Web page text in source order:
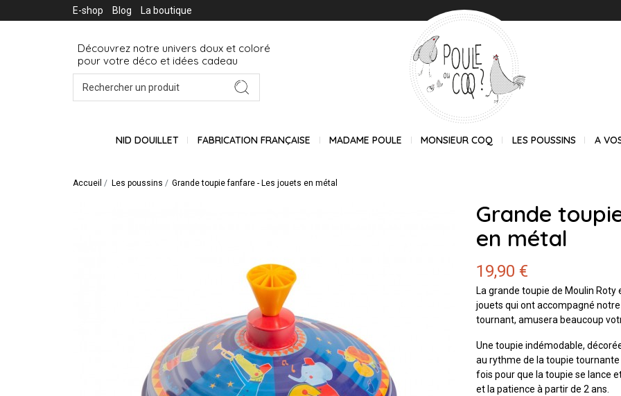
E-shop Blog La boutique
Découvrez notre univers doux et coloré
pour votre déco et idées cadeau
NID DOUILLET FABRICATION FRANÇAISE MADAME POULE MONSIEUR COQ LES POUSSINS A
Accueil Les poussins Grande toupie fanfare - Les jouets en métal
Grande
en métal
19,90 €
La grande toupie de Moulin
jouets qui ont accompagné
tournant, amusera beaucoup
Une toupie indémodable,
au rythme de la toupie
fois pour que la toupie se lance
et la patience à partir de 2 ans.